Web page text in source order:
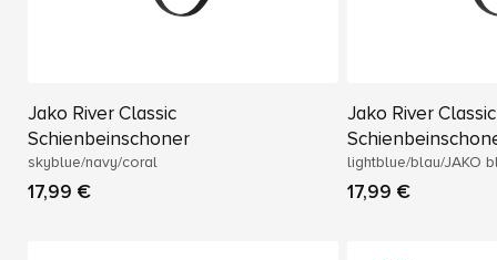
Jako River Classic
Schienbeinschoner
skyblue/navy/coral
17,99 €
Jako River Classic
lightblue/blau/JAKO
17,99 €